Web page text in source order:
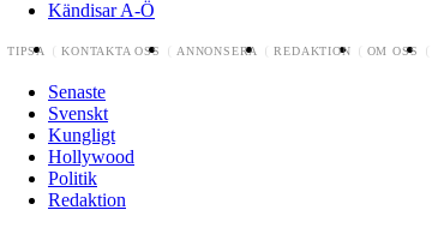
Kändisar A-Ö
TIPSA KONTAKTA OSS ANNONSERA REDAKTION OM OSS
Senaste
Svenskt
Kungligt
Hollywood
Politik
Redaktion